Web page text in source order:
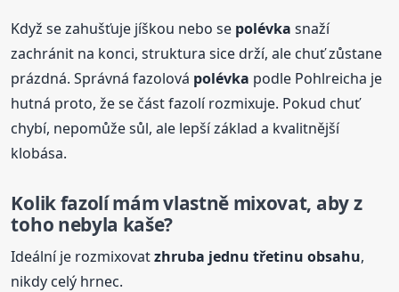
Když se zahušťuje jíškou nebo se polévka snaží
zachránit na konci, struktura sice drží, ale chuť zůstane
prázdná. Správná fazolová polévka podle Pohlreicha je
hutná proto, že se část fazolí rozmixuje. Pokud chuť
chybí, nepomůže sůl, ale lepší základ a kvalitnější
klobása.
Kolik fazolí mám vlastně mixovat, aby z
toho nebyla kaše?
Ideální je rozmixovatzhruba jednu třetinu obsahu,
nikdy celý hrnec.